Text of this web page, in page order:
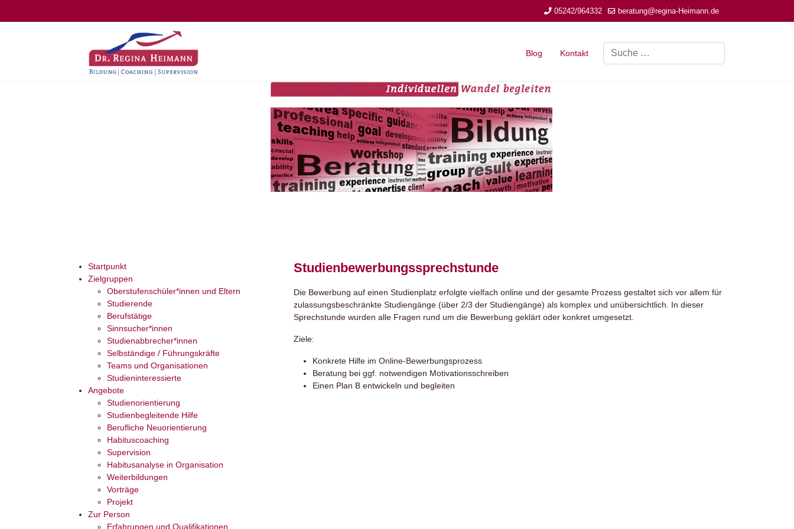
05242/964332 beratung@regina-Heimann.de
Blog Kontakt
Suchen
Startpunkt
Zielgruppen
Oberstufenschüler*innen und Eltern
Studierende
Berufstätige
Sinnsucher*innen
Studienabbrecher*innen
Selbständige / Führungskräfte
Teams und Organisationen
Studieninteressierte
Angebote
Studienorientierung
Studienbegleitende Hilfe
Berufliche Neuorientierung
Habituscoaching
Supervision
Habitusanalyse in Organisation
Weiterbildungen
Vorträge
Projekt
Zur Person
Erfahrungen und Qualifikationen
Studienbewerbungssprechstunde
Die Bewerbung auf einen Studienplatz erfolgte vielfach online und der gesamte Prozess gestaltet sich vor allem für
zulassungsbeschränkte Studiengänge (über 2/3 der Studiengänge) als komplex und unübersichtlich. In dieser
Sprechstunde wurden alle Fragen rund um die Bewerbung geklärt oder konkret umgesetzt.
Ziele:
Konkrete Hilfe im Online-Bewerbungsprozess
Beratung bei ggf. notwendigen Motivationsschreiben
Einen Plan B entwickeln und begleiten